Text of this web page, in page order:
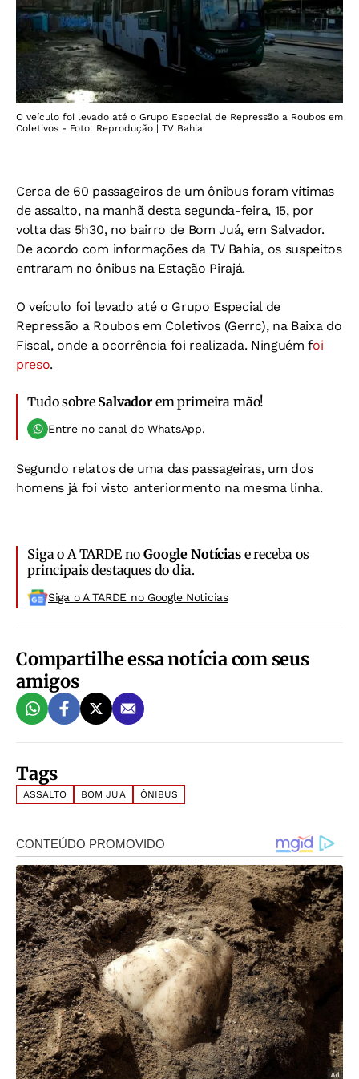
O veículo foi levado até o Grupo Especial de Repressão a Roubos em
Coletivos - Foto: Reprodução | TV Bahia
Cerca de 60 passageiros de um ônibus foram vítimas
de assalto, na manhã desta segunda-feira, 15, por
volta das 5h30, no bairro de Bom Juá, em Salvador.
De acordo com informações da TV Bahia, os suspeitos
entraram no ônibus na Estação Pirajá.
O veículo foi levado até o Grupo Especial de
Repressão a Roubos em Coletivos (Gerrc), na Baixa do
Fiscal, onde a ocorrência foi realizada. Ninguém foi
preso.
Tudo sobre Salvadorem primeira mão!
Entre no canal do WhatsApp.
Segundo relatos de uma das passageiras, um dos
homens já foi visto anteriormento na mesma linha.
Siga o A TARDE noGoogle Notíciase receba os
principais destaques do dia.
Siga o A TARDE no Google Noticias
Compartilhe essa notícia com seus
amigos
Tags
ASSALTO BOM JUÁ ÔNIBUS